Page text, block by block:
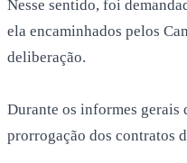
Nesse sentido, foi
ela encaminhados pelos
deliberação.
Durante os informes gerais
prorrogação dos contratos